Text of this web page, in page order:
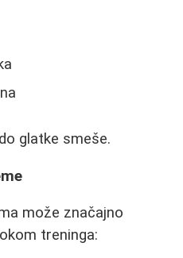
glatke smeše.
može značajno
treninga: